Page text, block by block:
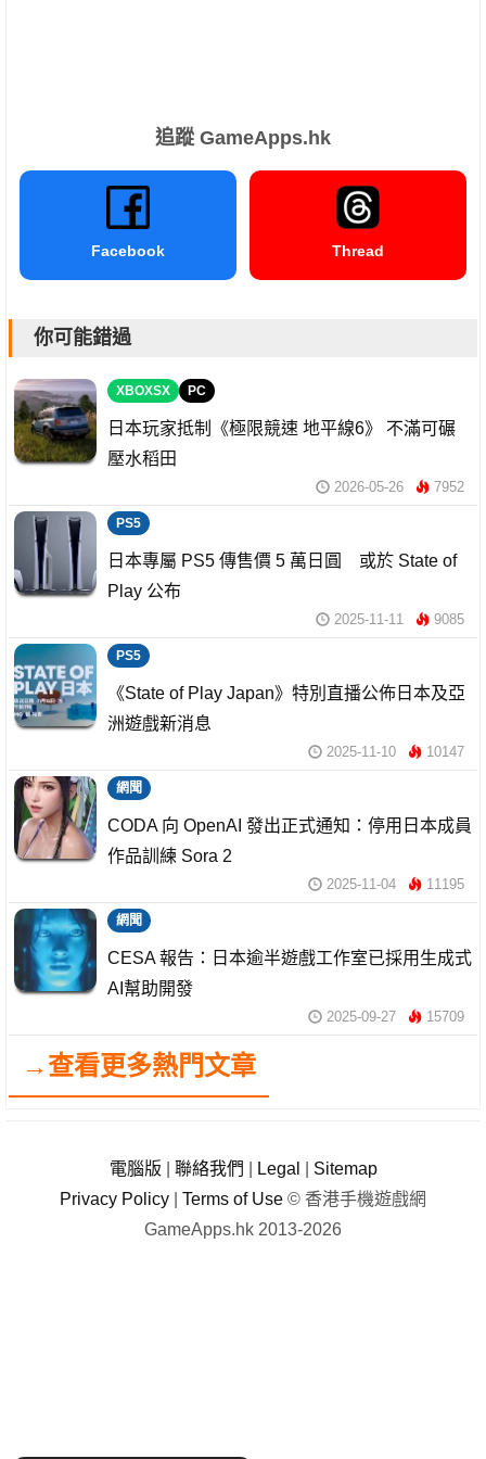
追蹤 GameApps.hk
Facebook Thread
你可能錯過
XBOXSX PC
日本玩家抵制《極限競速 地平線6》 不滿可碾
壓水稻田
2026-05-26 7952
PS5
日本專屬 PS5 傳售價 5 萬日圓 或於 State of
Play 公布
2025-11-11 9085
PS5
《State of Play Japan》特別直播公佈日本及亞
洲遊戲新消息
2025-11-10 10147
網聞
CODA 向 OpenAI 發出正式通知：停用日本成員
作品訓練 Sora 2
2025-11-04 11195
網聞
CESA 報告：日本逾半遊戲工作室已採用生成式
AI幫助開發
2025-09-27 15709
→查看更多熱門文章
電腦版 聯絡我們 Legal
Sitemap
Privacy Policy
Terms of Use © 香港手機遊戲網
GameApps.hk 2013-2026